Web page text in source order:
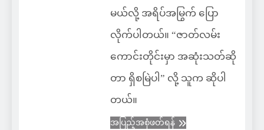
မယ်လို့ အရိပ်အမြွက် ပြော
လိုက်ပါတယ်။ “ဇာတ်လမ်း
ကောင်းတိုင်းမှာ အဆုံးသတ်ဆို
တာ ရှိစမြဲပါ” လို့ သူက ဆိုပါ
တယ်။
အပြည့်အစုံဖတ်ရန်